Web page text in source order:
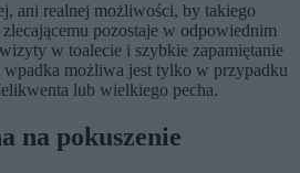
ani realnej możliwości, by takiego
pozostaje w odpowiednim
w toalecie i szybkie zapamiętanie
wpadka możliwa jest tylko w przypadku
lub wielkiego pecha.
na pokuszenie